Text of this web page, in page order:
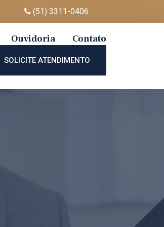
(51) 3311-0406
Ouvidoria Contato
SOLICITE ATENDIMENTO